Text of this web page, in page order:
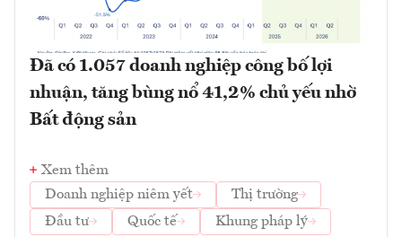
Đã có 1.057 doanh nghiệp công bố lợi
nhuận, tăng bùng nổ 41,2% chủ yếu nhờ
Bất động sản
Xem thêm
Doanh nghiệp niêm yết
Thị trường
Đầu tư
Quốc tế Khung pháp lý